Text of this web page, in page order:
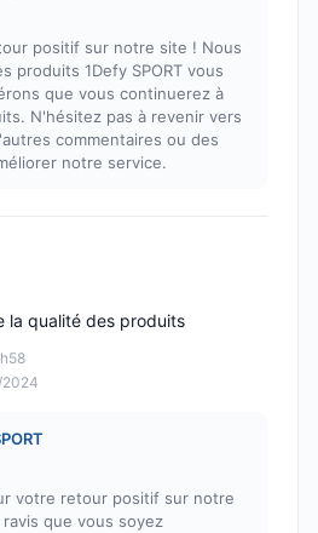
positif sur notre site ! Nous
produits 1Defy SPORT vous
que vous continuerez à
N'hésitez pas à revenir vers
commentaires ou des
notre service.
2024
la qualité des produits
votre retour positif sur notre
que vous soyez